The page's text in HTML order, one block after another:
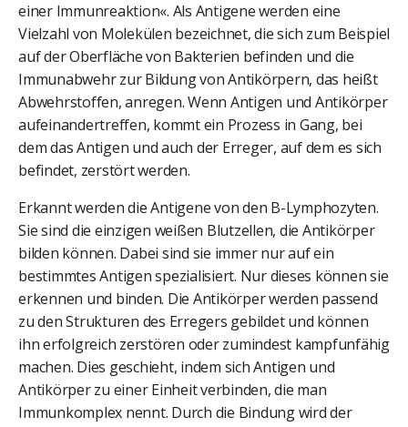
einer Immunreaktion«. Als Antigene werden eine
Vielzahl von Molekülen bezeichnet, die sich zum Beispiel
auf der Oberfläche von Bakterien befinden und die
Immunabwehr zur Bildung von Antikörpern, das heißt
Abwehrstoffen, anregen. Wenn Antigen und Antikörper
aufeinandertreffen, kommt ein Prozess in Gang, bei
dem das Antigen und auch der Erreger, auf dem es sich
befindet, zerstört werden.
Erkannt werden die Antigene von den B-Lymphozyten.
Sie sind die einzigen weißen Blutzellen, die Antikörper
bilden können. Dabei sind sie immer nur auf ein
bestimmtes Antigen spezialisiert. Nur dieses können sie
erkennen und binden. Die Antikörper werden passend
zu den Strukturen des Erregers gebildet und können
ihn erfolgreich zerstören oder zumindest kampfunfähig
machen. Dies geschieht, indem sich Antigen und
Antikörper zu einer Einheit verbinden, die man
Immunkomplex nennt. Durch die Bindung wird der